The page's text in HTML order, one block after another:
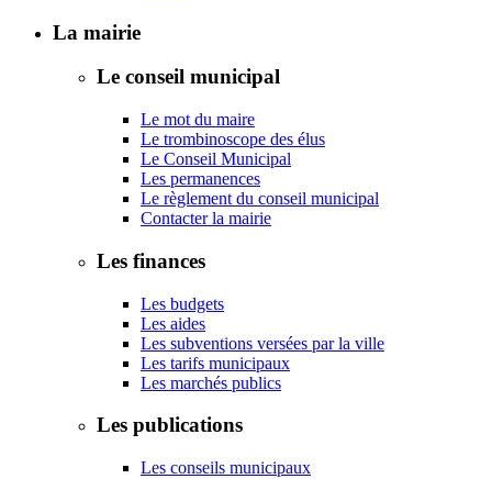
La mairie
Le conseil municipal
Le mot du maire
Le trombinoscope des élus
Le Conseil Municipal
Les permanences
Le règlement du conseil municipal
Contacter la mairie
Les finances
Les budgets
Les aides
Les subventions versées par la ville
Les tarifs municipaux
Les marchés publics
Les publications
Les conseils municipaux